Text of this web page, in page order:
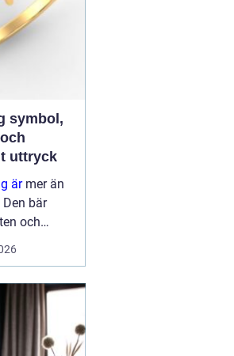
uttryck
ärmer än
bär
och
om
är
ska
i vard...